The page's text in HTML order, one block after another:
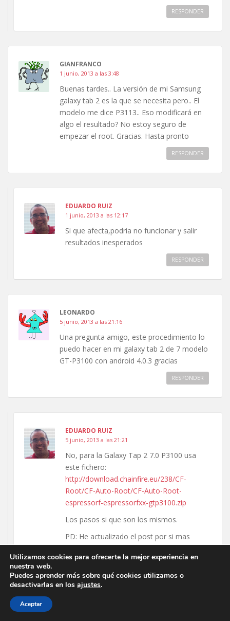
RESPONDER
GIANFRANCO
1 junio, 2013 a las 3:48
Buenas tardes.. La versión de mi Samsung
galaxy tab 2 es la que se necesita pero.. El
modelo me dice P3113.. Eso modificará en
algo el resultado? No estoy seguro de
empezar el root. Gracias. Hasta pronto
RESPONDER
EDUARDO RUIZ
1 junio, 2013 a las 12:17
Si que afecta,podria no funcionar y salir
resultados inesperados
RESPONDER
LEONARDO
5 junio, 2013 a las 21:16
Una pregunta amigo, este procedimiento lo
puedo hacer en mi galaxy tab 2 de 7 modelo
GT-P3100 con android 4.0.3 gracias
RESPONDER
EDUARDO RUIZ
5 junio, 2013 a las 21:21
No, para la Galaxy Tap 2 7.0 P3100 usa
este fichero:
http://download.chainfire.eu/238/CF-
Root/CF-Auto-Root/CF-Auto-Root-
espressorf-espressorfxx-gtp3100.zip
Los pasos si que son los mismos.
PD: He actualizado el post por si mas
Utilizamos cookies para ofrecerte la mejor experiencia en
nuestra web.
Puedes aprender más sobre qué cookies utilizamos o
desactivarlas en los ajustes.
Aceptar